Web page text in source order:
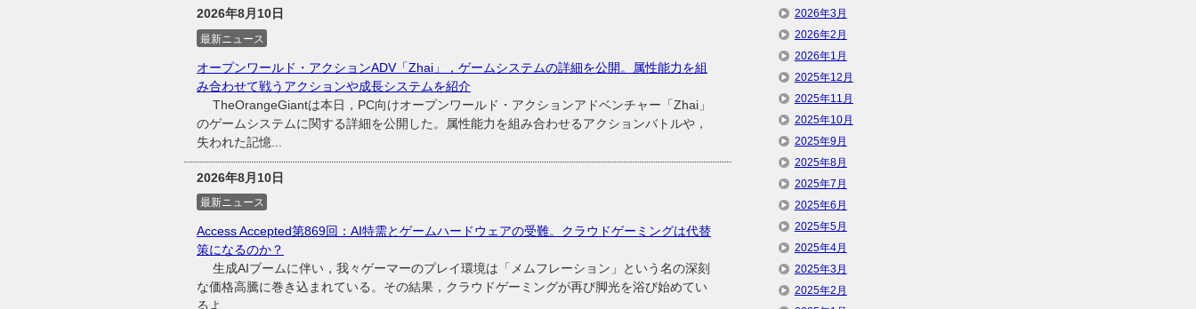
2026年8月10日
最新ニュース
オープンワールド・アクションADV「Zhai」，ゲームシステムの詳細を公開。属性能力を組
み合わせて戦うアクションや成長システムを紹介
TheOrangeGiantは本日，PC向けオープンワールド・アクションアドベンチャー「Zhai」
のゲームシステムに関する詳細を公開した。属性能力を組み合わせるアクションバトルや，
失われた記憶...
2026年8月10日
最新ニュース
Access Accepted第869回：AI特需とゲームハードウェアの受難。クラウドゲーミングは代替
策になるのか？
生成AIブームに伴い，我々ゲーマーのプレイ環境は「メムフレーション」という名の深刻
な価格高騰に巻き込まれている。その結果，クラウドゲーミングが再び脚光を浴び始めてい
るよ...
2026年3月
2026年2月
2026年1月
2025年12月
2025年11月
2025年10月
2025年9月
2025年8月
2025年7月
2025年6月
2025年5月
2025年4月
2025年3月
2025年2月